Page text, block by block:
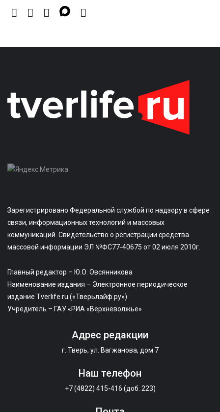
Зарегистрировано Федеральной службой по надзору в сфере
связи, информационных технологий и массовых
коммуникаций. Свидетельство о регистрации средства
массовой информации ЭЛ №ФС77-40675 от 02 июля 2010г.
Главный редактор – Ю.О. Овсянникова
Наименование издания – Электронное периодическое
издание Tverlife.ru («Тверьлайф.ру»)
Учредитель – ГАУ «РИА «Верхневолжье»
Адрес редакции
г. Тверь, ул. Вагжанова, дом 7
Наш телефон
+7 (4822) 415-416 (доб. 223)